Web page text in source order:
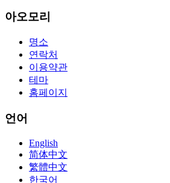
above-mentioned assay are somewhat
download
아오모리
명소
연락처
이용약관
테마
홈페이지
언어
English
简体中文
繁體中文
한국어